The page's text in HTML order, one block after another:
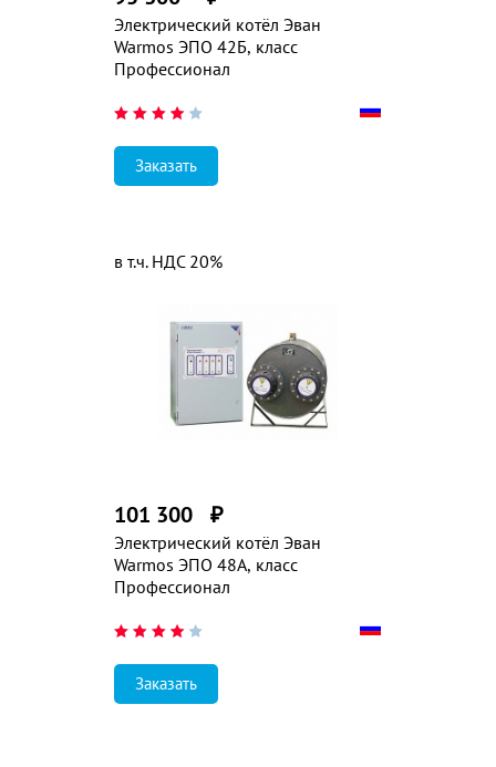
Электрический котёл Эван
Warmos ЭПО 42Б, класс
Профессионал
Заказать
Электрический котёл Эван
Warmos ЭПО 48А, класс
Профессионал
101 300 ₽
в т.ч. НДС 20%
Заказать